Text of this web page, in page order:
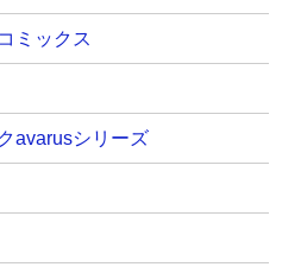
ミックス
avarusシリーズ